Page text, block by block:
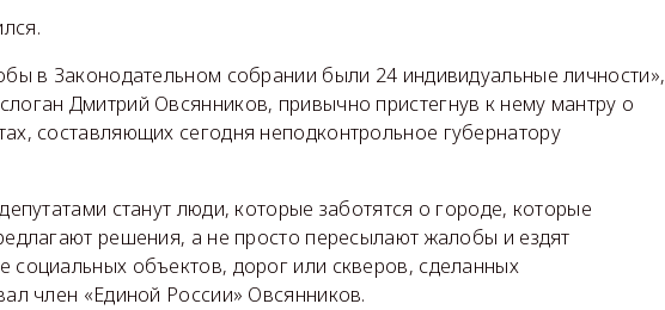
в Законодательном собрании были 24 индивидуальные личности»,
Дмитрий Овсянников, привычно пристегнув к нему мантру о
составляющих сегодня неподконтрольное губернатору
станут люди, которые заботятся о городе, которые
решения, а не просто пересылают жалобы и ездят
социальных объектов, дорог или скверов, сделанных
член «Единой России» Овсянников.